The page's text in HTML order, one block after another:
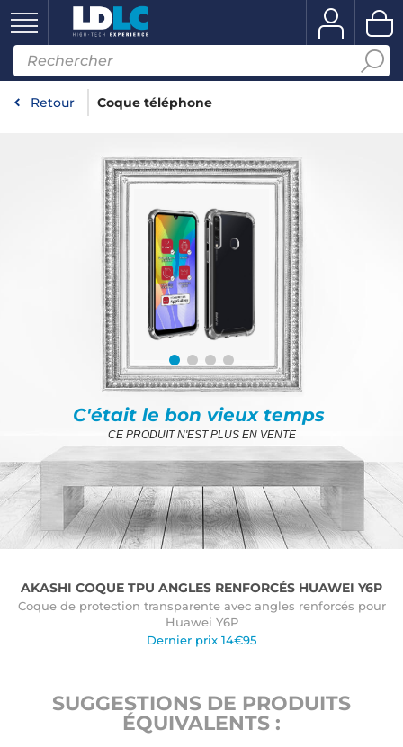
Retour Coque téléphone
C'était le bon vieux temps
CE PRODUIT N'EST PLUS EN VENTE
AKASHI COQUE TPU ANGLES RENFORCÉS HUAWEI Y6P
Coque de protection transparente avec angles renforcés pour
Huawei Y6P
Dernier prix 14€95
SUGGESTIONS DE PRODUITS
ÉQUIVALENTS :